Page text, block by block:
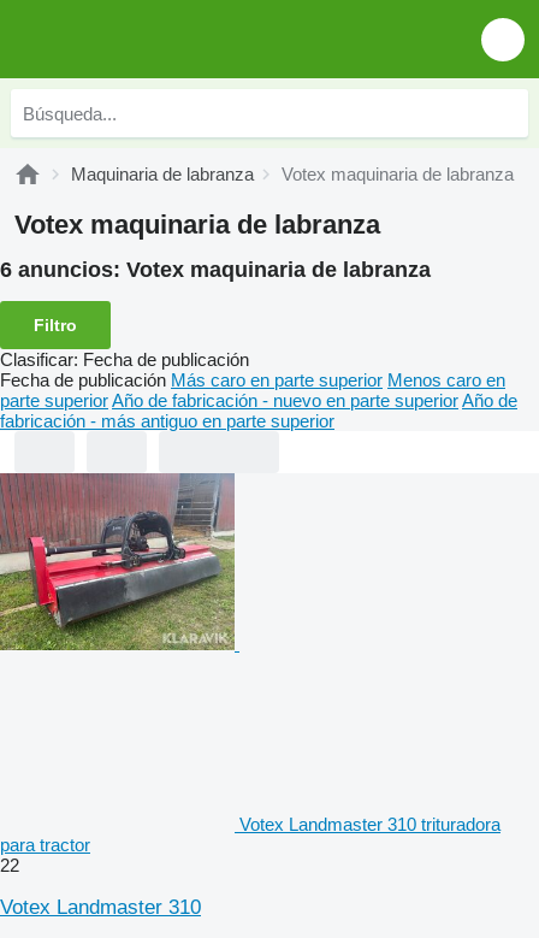
Maquinaria de labranza Votex maquinaria de labranza
Votex maquinaria de labranza
6 anuncios: Votex maquinaria de labranza
Filtro
Clasificar: Fecha de publicación
Fecha de publicación Más caro en parte superior Menos caro en
parte superiorAño de fabricación - nuevo en parte superiorAño de
fabricación - más antiguo en parte superior
Votex Landmaster 310 trituradora
para tractor
22
Votex Landmaster 310